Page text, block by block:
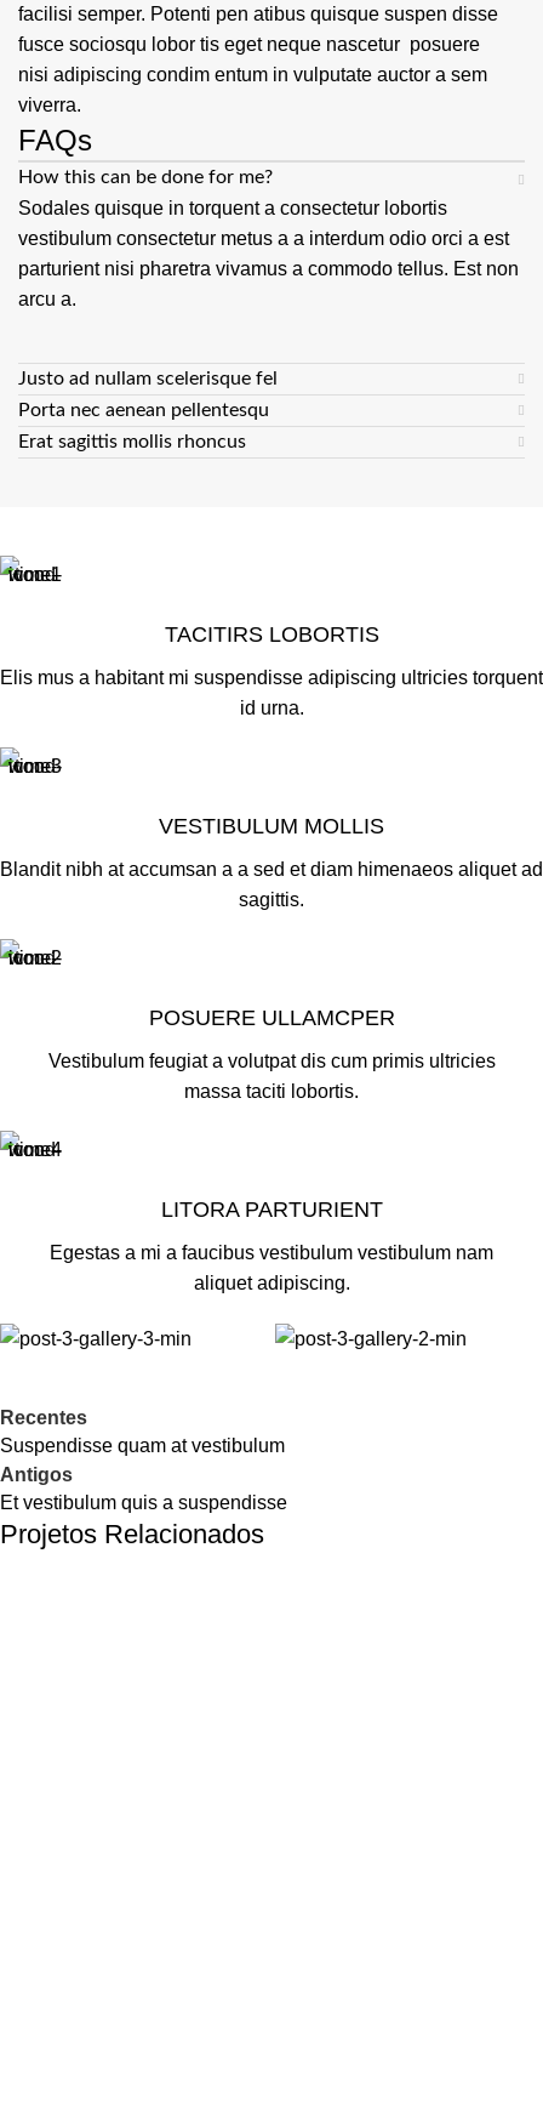
facilisi semper. Potenti pen atibus quisque suspen disse
fusce sociosqu lobor tis eget neque nascetur posuere
nisi adipiscing condim entum in vulputate auctor a sem
viverra.
FAQs
How this can be done for me?
Sodales quisque in torquent a consectetur lobortis
vestibulum consectetur metus a a interdum odio orci a est
parturient nisi pharetra vivamus a commodo tellus. Est non
arcu a.
Justo ad nullam scelerisque fel
Porta nec aenean pellentesqu
Erat sagittis mollis rhoncus
TACITIRS LOBORTIS
Elis mus a habitant mi suspendisse adipiscing ultricies torquent
id urna.
VESTIBULUM MOLLIS
Blandit nibh at accumsan a a sed et diam himenaeos aliquet ad
sagittis.
POSUERE ULLAMCPER
Vestibulum feugiat a volutpat dis cum primis ultricies
massa taciti lobortis.
LITORA PARTURIENT
Egestas a mi a faucibus vestibulum vestibulum nam
aliquet adipiscing.
Recentes
Suspendisse quam at vestibulum
Antigos
Et vestibulum quis a suspendisse
Projetos Relacionados